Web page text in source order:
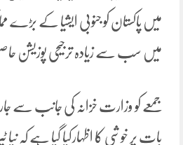
میں پاکستان کو جنوبی ایشیا کے
میں سب سے زیادہ ترجیحی پوزیشن
جمعے کو وزارت خزانہ کی جانب سے
بات پر خوشی کا اظہارکیا گیا ہے کہ